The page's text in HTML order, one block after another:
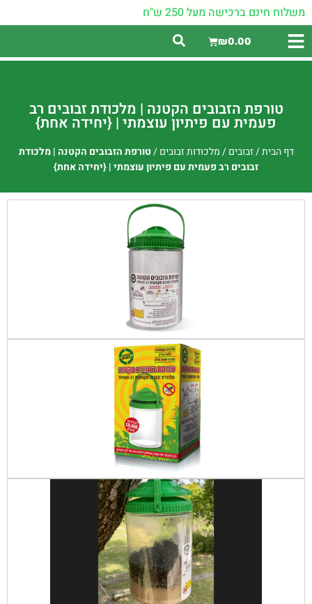
משלוח חינם ברכישה מעל 250 ש"ח
₪0.00
טורפת הזבובים הקטנה | מלכודת זבובים רב
פעמית עם פיתיון עוצמתי | {יחידה אחת}
דף הבית/זבובים/מלכודות זבובים/טורפת הזבובים הקטנה | מלכודת
זבובים רב פעמית עם פיתיון עוצמתי | {יחידה אחת}